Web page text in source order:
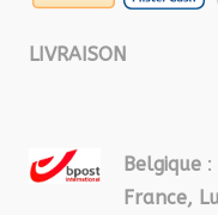
LIVRAISON
Belgique :
France,